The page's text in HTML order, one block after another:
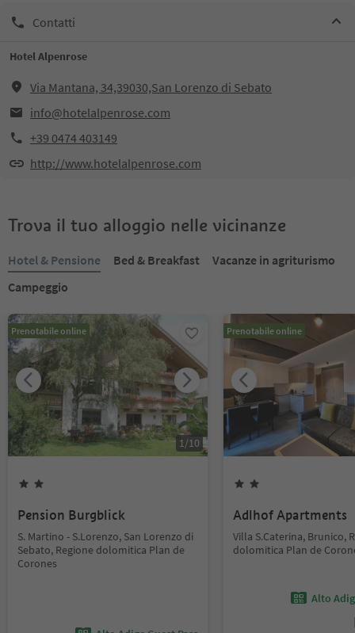
Contatti
Hotel Alpenrose
Via Mantana, 34,39030,San Lorenzo di Sebato
info@hotelalpenrose.com
+39 0474 403149
http://www.hotelalpenrose.com
Trova il tuo alloggio nelle vicinanze
Hotel & Pensione Bed & Breakfast
Vacanze in agriturismo
Campeggio
Prenotabile online
1/10
Pension Burgblick
S. Martino - S.Lorenzo, San Lorenzo di
Sebato, Regione dolomitica Plan de
Corones
Prenotabile online
Adlhof Apartments
Villa S.Caterina, Brunico,
dolomitica Plan de
Alto